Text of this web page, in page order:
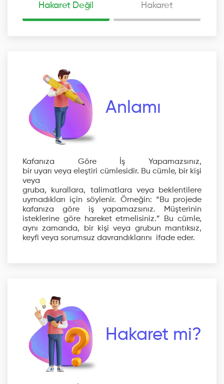
Hakaret Değil Hakaret
Anlamı
Kafanıza Göre İş Yapamazsınız,
bir uyarı veya eleştiri cümlesidir. Bu cümle, bir kişi
veya
gruba, kurallara, talimatlara veya beklentilere
uymadıkları için söylenir. Örneğin: “Bu projede
kafanıza göre iş yapamazsınız. Müşterinin
isteklerine göre hareket etmelisiniz.” Bu cümle,
aynı zamanda, bir kişi veya grubun mantıksız,
keyfi veya sorumsuz davrandıklarını ifade eder.
Hakaret mi?